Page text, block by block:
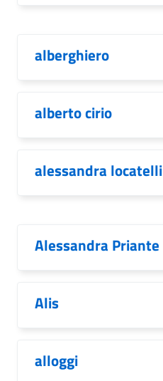
alberghiero
alberto cirio
alessandra locatelli
Alessandra Priante
Alis
alloggi